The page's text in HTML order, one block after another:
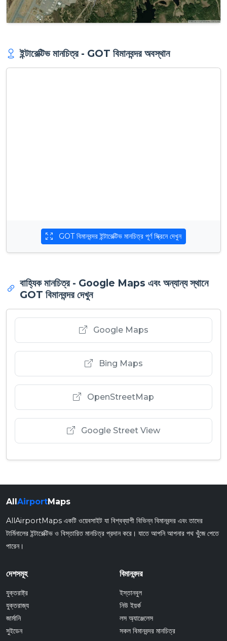
ইন্টারেক্টিভ মানচিত্র - GOT বিমানবন্দর অবস্থান
GOT বিমানবন্দর ইন্টারেক্টিভ মানচিত্র পূর্ণ স্ক্রিনে দেখুন
বাহ্যিক মানচিত্র - Google Maps এবং অন্যান্য স্থানে
GOT বিমানবন্দর দেখুন
Google Maps
Bing Maps
OpenStreetMap
Google Street View
All AirportMaps
AllAirportMaps একটি ওয়েবসাইট যা বিশ্বব্যাপী বিভিন্ন বিমানবন্দর এবং তাদের
টার্মিনালের ইন্টারেক্টিভ ও বিস্তারিত মানচিত্র প্রদান করে। যাতে আপনি আপনার পথ খুঁজে পেতে
পারেন।
দেশসমূহ
যুক্তরাষ্ট্র
যুক্তরাজ্য
জার্মানি
সুইডেন
বিমানবন্দর
ইস্তানবুল
নিউ ইয়র্ক
লস অ্যাঞ্জেলেস
সকল বিমানবন্দর মানচিত্র